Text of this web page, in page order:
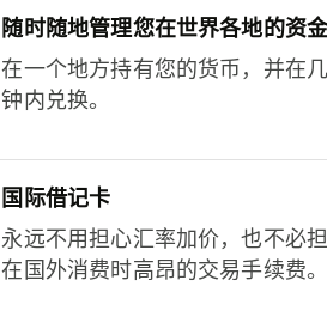
随时随地管理您在世界各地的资金
在一个地方持有您的货币，并在
钟内兑换。
国际借记卡
永远不用担心汇率加价，也不必
在国外消费时高昂的交易手续费。